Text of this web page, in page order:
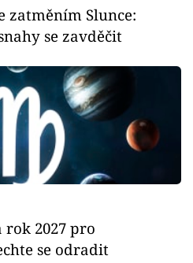
zatměním Slunce:
se zavděčit
2027 pro
se odradit